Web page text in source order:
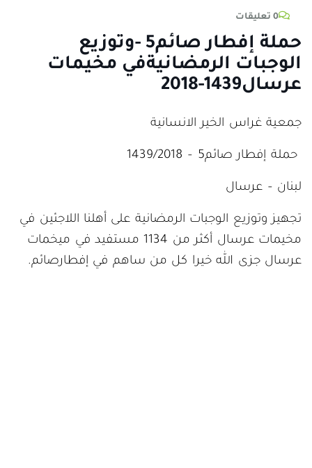
0 تعليقات
حملة إفطار صائم5 -وتوزيع
الوجبات الرمضانيةفي مخيمات
عرسال1439-2018
جمعية غراس الخير الانسانية
حملة إفطار صائم5 – 1439/2018
لبنان – عرسال
تجهيز وتوزيع الوجبات الرمضانية على أهلنا اللاجئين في
مخيمات عرسال أكثر من 1134 مستفيد في ميخمات
عرسال جزى الله خيرا كل من ساهم في إفطارصائم.